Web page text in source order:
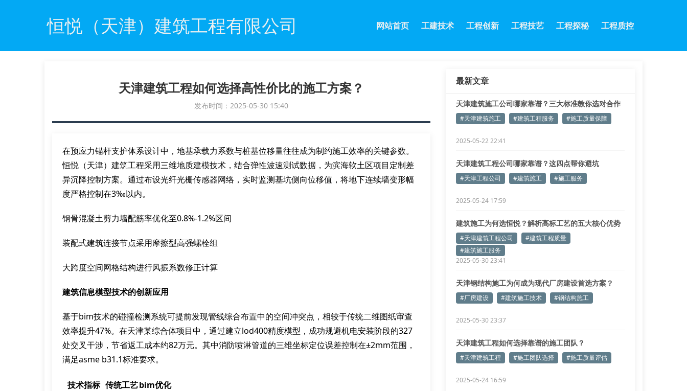
恒悦（天津）建筑工程有限公司 网站首页 工建技术 工程创新 工程技艺 工程探秘 工程质控
天津建筑工程如何选择高性价比的施工方案？
发布时间：2025-05-30 15:40
在预应力锚杆支护体系设计中，地基承载力系数与桩基位移量往往成为制约施工效率的关键参数。
恒悦（天津）建筑工程采用三维地质建模技术，结合弹性波速测试数据，为滨海软土区项目定制差
异沉降控制方案。通过布设光纤光栅传感器网络，实时监测基坑侧向位移值，将地下连续墙变形幅
度严格控制在3‰以内。
钢骨混凝土剪力墙配筋率优化至0.8%-1.2%区间
装配式建筑连接节点采用摩擦型高强螺栓组
大跨度空间网格结构进行风振系数修正计算
建筑信息模型技术的创新应用
基于bim技术的碰撞检测系统可提前发现管线综合布置中的空间冲突点，相较于传统二维图纸审查
效率提升47%。在天津某综合体项目中，通过建立lod400精度模型，成功规避机电安装阶段的327
处交叉干涉，节省返工成本约82万元。其中消防喷淋管道的三维坐标定位误差控制在±2mm范围，
满足asme b31.1标准要求。
技术指标 传统工艺bim优化
最新文章
天津建筑施工公司哪家靠谱？三大标准教你选对合作
伙伴
#天津建筑施工 #建筑工程服务 #施工质量保障
2025-05-22 22:41
天津建筑工程公司哪家靠谱？这四点帮你避坑
#天津工程公司 #建筑施工 #施工服务
2025-05-24 17:59
建筑施工为何选恒悦？解析高标工艺的五大核心优势
#天津建筑工程公司
#建筑工程质量
#建筑施工服务
2025-05-30 23:41
天津钢结构施工为何成为现代厂房建设首选方案？
#厂房建设 #建筑施工技术 #钢结构施工
2025-05-30 23:37
天津建筑工程如何选择靠谱的施工团队？
#天津建筑工程 #施工团队选择 #施工质量评估
2025-05-24 16:59